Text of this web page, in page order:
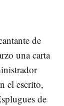
de
una carta
el escrito,
de